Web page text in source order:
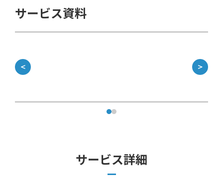
サービス資料
＜ ＞
サービス詳細